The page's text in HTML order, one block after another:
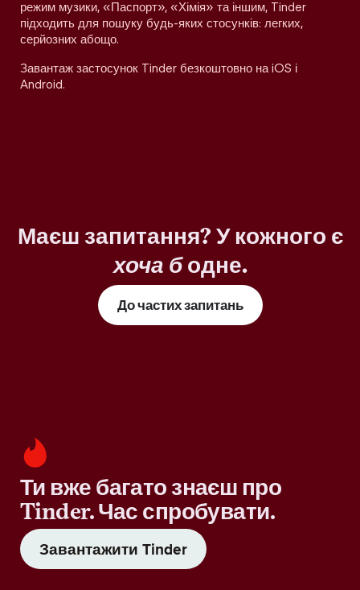
режим музики, «Паспорт», «Хімія» та іншим, Tinder
підходить для пошуку будь-яких стосунків: легких,
серйозних абощо.
Завантаж застосунок Tinder безкоштовно на iOS і
Android.
Маєш запитання? У кожного є
хоча бодне.
До частих запитань
Ти вже багато знаєш про
Tinder. Час спробувати.
Завантажити Tinder